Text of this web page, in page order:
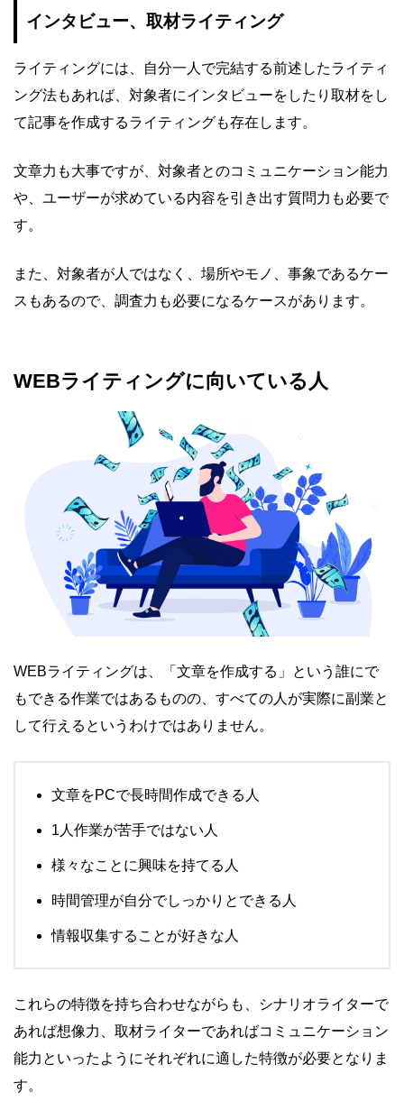
インタビュー、取材ライティング
ライティングには、自分一人で完結する前述したライティ
ング法もあれば、対象者にインタビューをしたり取材をし
て記事を作成するライティングも存在します。
文章力も大事ですが、対象者とのコミュニケーション能力
や、ユーザーが求めている内容を引き出す質問力も必要で
す。
また、対象者が人ではなく、場所やモノ、事象であるケー
スもあるので、調査力も必要になるケースがあります。
WEBライティングに向いている人
WEBライティングは、「文章を作成する」という誰にで
もできる作業ではあるものの、すべての人が実際に副業と
して行えるというわけではありません。
文章をPCで長時間作成できる人
1人作業が苦手ではない人
様々なことに興味を持てる人
時間管理が自分でしっかりとできる人
情報収集することが好きな人
これらの特徴を持ち合わせながらも、シナリオライターで
あれば想像力、取材ライターであればコミュニケーション
能力といったようにそれぞれに適した特徴が必要となりま
す。